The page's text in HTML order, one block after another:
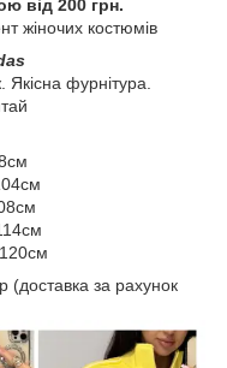
від 200 грн.
жіночих костюмів
фурнітура.
(доставка за рахунок